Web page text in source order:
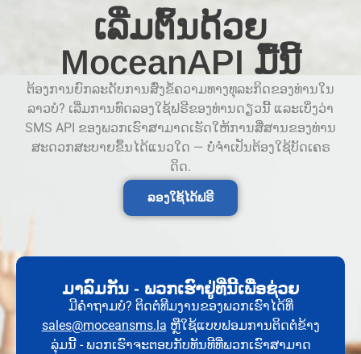
ເລີ່ມຕົ້ນດ້ວຍ
MoceanAPI ມື້ນີ້
ຕ້ອງການຍົກລະດັບການສົ່ງຂໍ້ຄວາມທາງທຸລະກິດຂອງທ່ານໃນ
ລາວບໍ? ເລີ່ມການທົດລອງໃຊ້ຟຣີຂອງທ່ານດຽວນີ້ ແລະເບິ່ງວ່າ
SMS API ຂອງພວກເຮົາສາມາດເຮັດໃຫ້ການສື່ສານຂອງທ່ານ
ສະດວກສະບາຍຂຶ້ນໄດ້ແນວໃດ — ບໍ່ຈຳເປັນຕ້ອງໃຊ້ບັດເຄຣ
ດິດ.
ລອງໃຊ້ໄດ້ຟຣີ
ມາລົມກັນ - ພວກເຮົາຢູ່ທີ່ນີ້ເພື່ອຊ່ວຍ
ມີຄຳຖາມບໍ? ຕິດຕໍ່ທີມງານຂອງພວກເຮົາໄດ້ທີ່
sales@moceansms.la ຫຼືໃຊ້ແບບຟອມການຕິດຕໍ່ຂ້າງ
ລຸ່ມນີ້ - ພວກເຮົາຈະຕອບກັບທັນທີທີ່ພວກເຮົາສາມາດ